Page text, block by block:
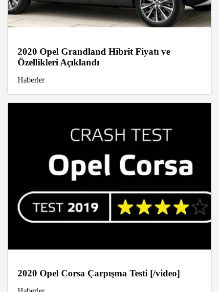
2020 Opel Grandland Hibrit Fiyatı ve
Özellikleri Açıklandı
Haberler
2020 Opel Corsa Çarpışma Testi [/video]